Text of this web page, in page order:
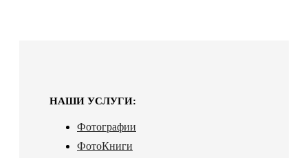
НАШИ УСЛУГИ:
Фотографии
ФотоКниги